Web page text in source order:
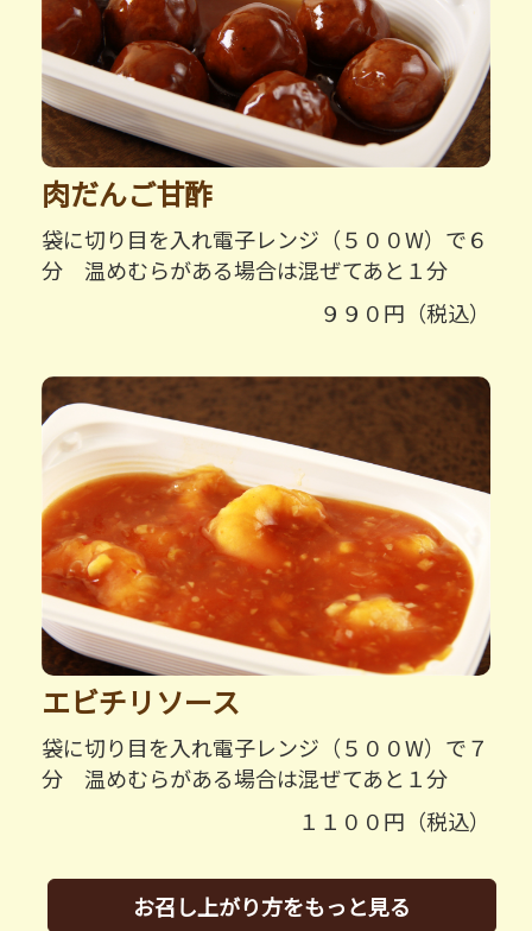
肉だんご甘酢
袋に切り目を入れ電子レンジ（５００W）で６
分 温めむらがある場合は混ぜてあと１分
９９０円（税込）
エビチリソース
袋に切り目を入れ電子レンジ（５００W）で７
分 温めむらがある場合は混ぜてあと１分
１１００円（税込）
お召し上がり方をもっと見る